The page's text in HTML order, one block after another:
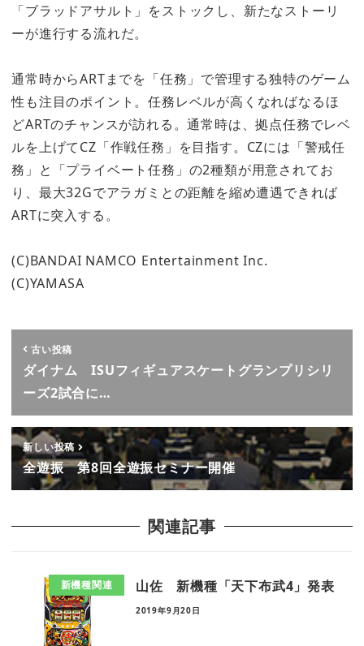
「ブラッドアサルト」をストックし、新たなストーリ
ーが進行する流れだ。
通常時からARTまでを「任務」で管理する独特のゲーム
性も注目のポイント。任務レベルが高くなればなるほ
どARTのチャンスが訪れる。通常時は、拠点任務でレベ
ルを上げてCZ「作戦任務」を目指す。CZには「警戒任
務」と「プライベート任務」の2種類が用意されてお
り、最大32Gでアラガミとの距離を縮め遭遇できれば
ARTに突入する。
(C)BANDAI NAMCO Entertainment Inc.
(C)YAMASA
古い投稿
ダイナム ISUフィギュアスケートグランプリシリ
ーズ2試合に…
新しい投稿
全遊振 第8回全遊振セミナー開催
関連記事
新機種関連 山佐 新機種「天下布武4」発表
2019年9月20日